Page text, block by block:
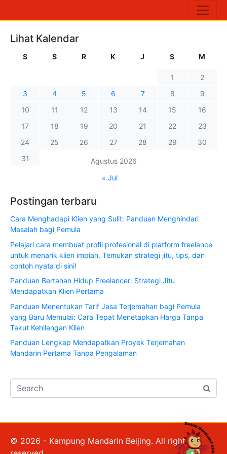
Lihat Kalendar
Agustus 2026
S S R K J S M
1
2
3
4 5 6 7 8
9
10
11 12 13 14 15
16
17
18 19 20 21 22
23
24
25 26 27 28 29
30
31
« Jul
Postingan terbaru
Cara Menghadapi Klien yang Sulit: Panduan Menghindari
Masalah bagi Pemula
Pelajari cara membuat profil profesional di platform freelance
untuk menarik klien impian. Temukan strategi jitu, tips, dan
contoh nyata di sini!
Panduan Bertahan Hidup Freelancer: Strategi Jitu
Mendapatkan Klien Pertama
Panduan Menentukan Tarif Jasa Terjemahan bagi Pemula
yang Baru Memulai: Cara Tepat Menetapkan Harga Tanpa
Takut Kehilangan Klien
Panduan Lengkap Mendapatkan Proyek Terjemahan
Mandarin Pertama Tanpa Pengalaman
© 2026 - Kampung Mandarin Beijing. All rights